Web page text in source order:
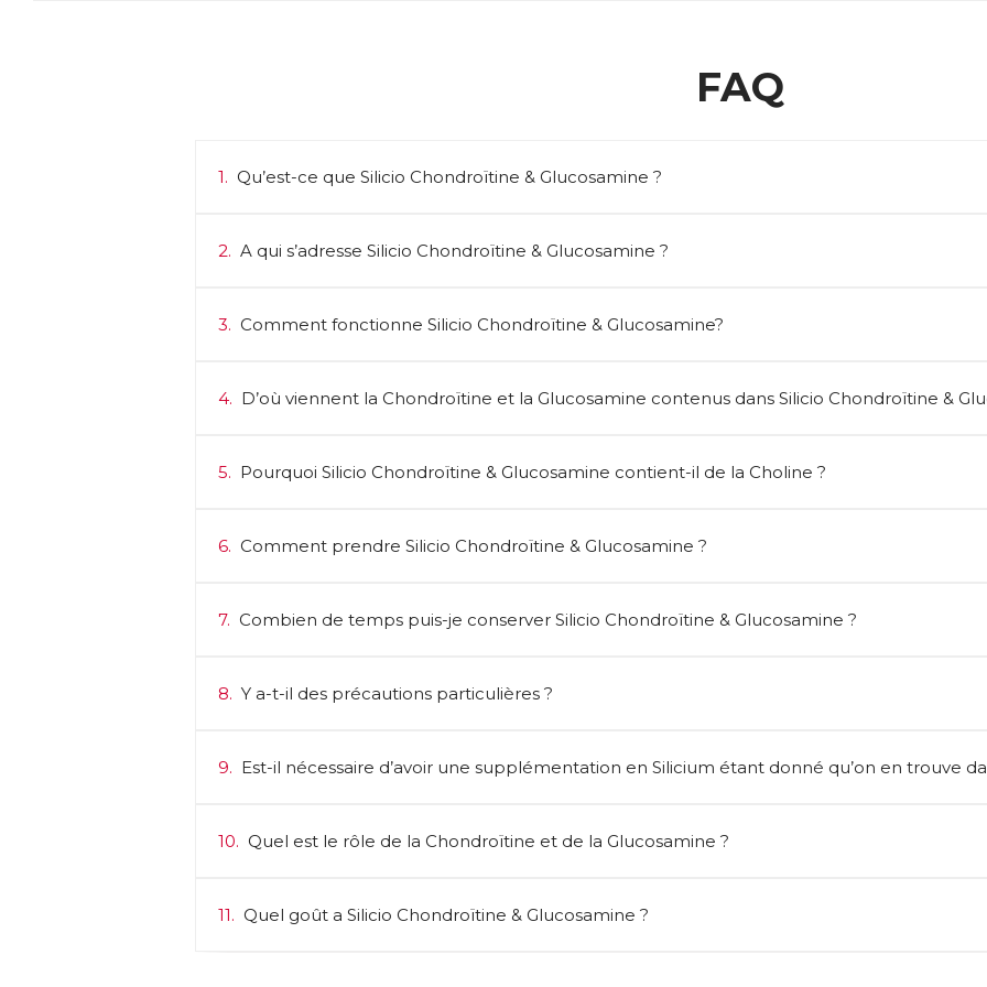
FAQ
1. Qu’est-ce que Silicio Chondroïtine & Glucosamine ?
2. A qui s’adresse Silicio Chondroïtine & Glucosamine ?
3. Comment fonctionne Silicio Chondroïtine & Glucosamine?
4. D’où viennent la Chondroïtine et la Glucosamine contenus dans Silicio Chondroïtine &
5. Pourquoi Silicio Chondroïtine & Glucosamine contient-il de la Choline ?
6. Comment prendre Silicio Chondroïtine & Glucosamine ?
7. Combien de temps puis-je conserver Silicio Chondroïtine & Glucosamine ?
8. Y a-t-il des précautions particulières ?
9. Est-il nécessaire d’avoir une supplémentation en Silicium étant donné qu’on en trouve
10. Quel est le rôle de la Chondroïtine et de la Glucosamine ?
11. Quel goût a Silicio Chondroïtine & Glucosamine ?